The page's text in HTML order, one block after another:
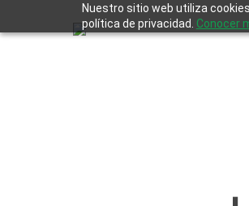
Nuestro sitio web utiliza
política de privacidad. Conocer
main